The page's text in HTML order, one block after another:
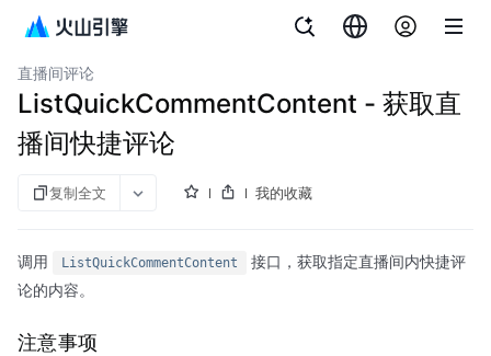
企业直播
直播间评论
ListQuickCommentContent - 获取直
播间快捷评论
复制全文 我的收藏
调用 ListQuickCommentContent
接口，获取指定直播间内快捷评
论的内容。
注意事项